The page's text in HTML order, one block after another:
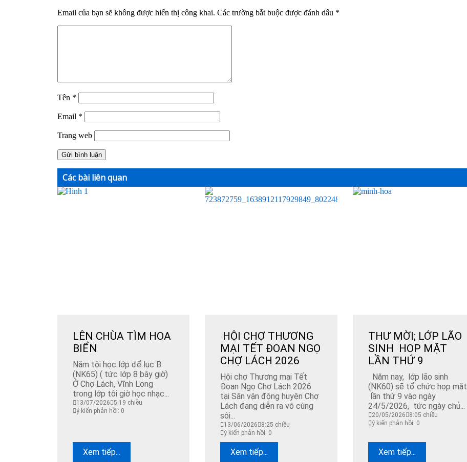
Email của bạn sẽ không được hiển thị công khai. Các trường bắt buộc được đánh dấu *
Tên *
Email *
Trang web
Các bài liên quan
LÊN CHÙA TÌM HOA
BIỂN
Năm tôi học lớp để lục B
(NK65) ( tức lớp 8 bây giờ)
Ở Chợ Lách, Vĩnh Long
trong lớp tôi giờ học nhạc...
13/07/2026
5:19 chiều
ý kiến phản hồi: 0
Xem tiếp...
HỘI CHỢ THƯƠNG
MẠI TẾT ĐOAN NGỌ
CHỢ LÁCH 2026
​Hội chợ Thương mại Tết
Đoan Ngọ Chợ Lách 2026
tại Sân vận động huyện Chợ
Lách đang diễn ra vô cùng
sôi...
13/06/2026
8:25 chiều
ý kiến phản hồi: 0
Xem tiếp...
THƯ MỜI; LỚP LÃO
SINH HOP MẶT
LẦN THỨ 9
Năm nay, lớp lão sinh
(NK60) sẽ tổ chức họp mặt
lần thứ 9 vào ngày
24/5/2026, tức ngày chủ...
20/05/2026
8:05 chiều
ý kiến phản hồi: 0
Xem tiếp...